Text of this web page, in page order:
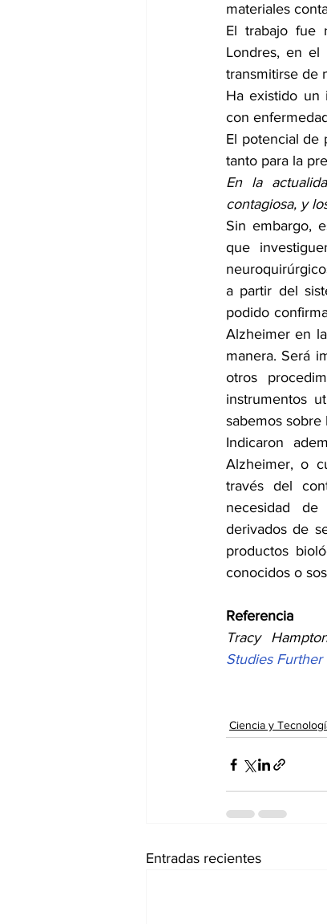
materiales
El trabajo fue
Londres, en el
transmitirse de
Ha existido un
con
El potencial de
tanto para la
En la
contagiosa, y
Sin embargo,
que
a partir del
podido
Alzheimer en
manera. Será
otros
instrumentos
sabemos sobre
Indicaron
Alzheimer, o
través del
necesidad de
derivados de
productos
conocidos o
Referencia
Studies
Ciencia y
Entradas recientes